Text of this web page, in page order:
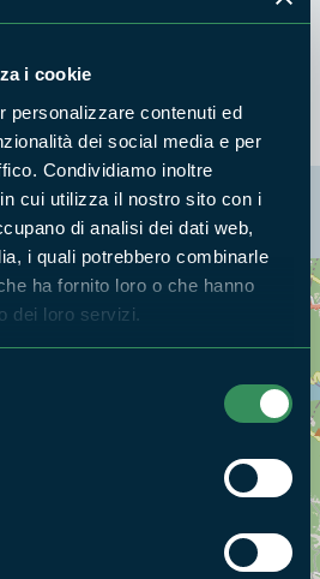
i cookie
personalizzare contenuti ed
dei social media e per
Condividiamo inoltre
cui utilizza il nostro sito con i
di analisi dei dati web,
i quali potrebbero combinarle
ha fornito loro o che hanno
dei loro servizi.